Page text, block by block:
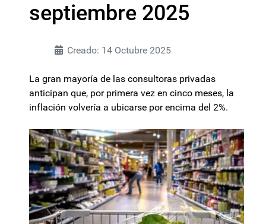
septiembre 2025
Creado: 14 Octubre 2025
La gran mayoría de las consultoras privadas
anticipan que, por primera vez en cinco meses, la
inflación volvería a ubicarse por encima del 2%.